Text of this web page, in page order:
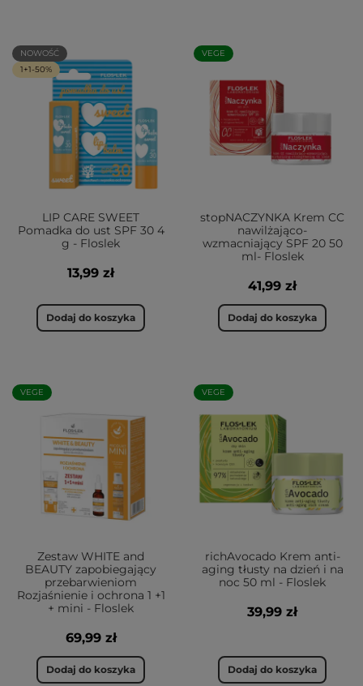
NOWOŚĆ
1+1-50%
LIP CARE SWEET
Pomadka do ust SPF 30 4
g - Floslek
13,99 zł
Dodaj do koszyka
VEGE
stopNACZYNKA Krem CC
nawilżająco-
wzmacniający SPF 20 50
ml- Floslek
41,99 zł
Dodaj do koszyka
VEGE
Zestaw WHITE and
BEAUTY zapobiegający
przebarwieniom
Rozjaśnienie i ochrona 1 +1
+ mini - Floslek
69,99 zł
Dodaj do koszyka
VEGE
richAvocado Krem anti-
aging tłusty na dzień i na
noc 50 ml - Floslek
39,99 zł
Dodaj do koszyka